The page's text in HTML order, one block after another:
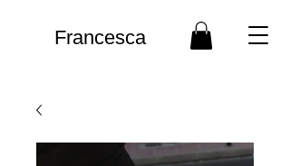
Francesca